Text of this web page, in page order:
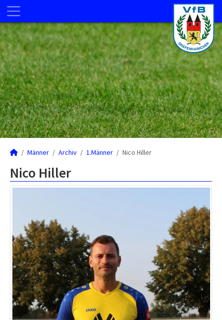
Männer Archiv 1.Männer Nico Hiller
Nico Hiller